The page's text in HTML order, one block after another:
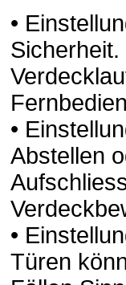
•
•
Abstellen
•
Türen